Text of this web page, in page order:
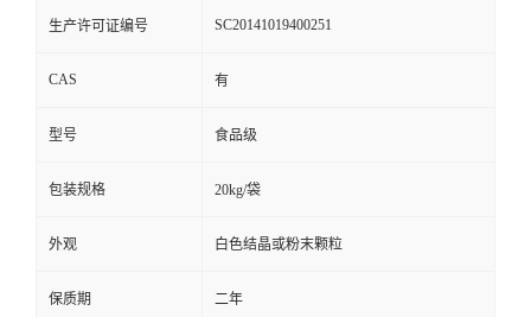
生产许可证编号 SC20141019400251
CAS 有
型号 食品级
包装规格 20kg/袋
外观 白色结晶或粉末颗粒
保质期 二年